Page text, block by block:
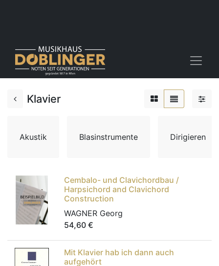
Klavier
Akustik Blasinstrumente Dirigieren
Cembalo- und Clavichordbau /
Harpsichord and Clavichord
Construction
WAGNER Georg
54,60 €
Mit Klavier hab ich dann auch
aufgehört